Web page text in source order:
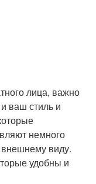
лица, важно
ваш стиль и
немного
виду.
удобны и